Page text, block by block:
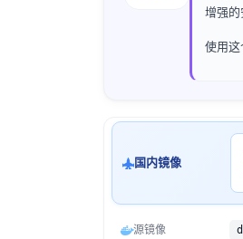
增强的
使用这
国内镜像
源镜像